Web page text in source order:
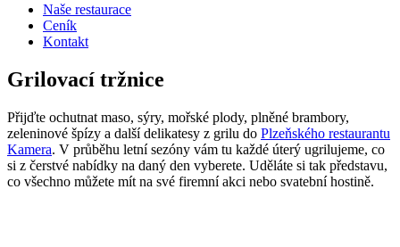
Naše restaurace
Ceník
Kontakt
Grilovací tržnice
Přijďte ochutnat maso, sýry, mořské plody, plněné brambory,
zeleninové špízy a další delikatesy z grilu do Plzeňského restaurantu
Kamera. V průběhu letní sezóny vám tu každé úterý ugrilujeme, co
si z čerstvé nabídky na daný den vyberete. Uděláte si tak představu,
co všechno můžete mít na své firemní akci nebo svatební hostině.